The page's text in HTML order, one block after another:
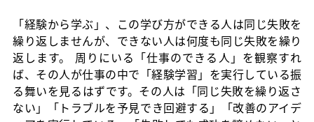
「経験から学ぶ」、この学び方ができる人は同じ失敗を
繰り返しませんが、できない人は何度も同じ失敗を繰り
返します。 周りにいる「仕事のできる人」を観察すれ
ば、その人が仕事の中で「経験学習」を実行している振
る舞いを見るはずです。その人は「同じ失敗を繰り返さ
ない」「トラブルを予見でき回避する」「改善のアイデ